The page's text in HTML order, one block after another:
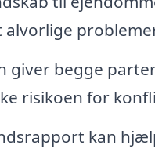
giver begge
risikoen for
kan